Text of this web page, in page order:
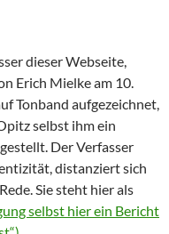
dieser Webseite,
Erich Mielke am 10.
Tonband aufgezeichnet,
selbst ihm ein
Der Verfasser
distanziert sich
Sie steht hier als
selbst hier ein Bericht